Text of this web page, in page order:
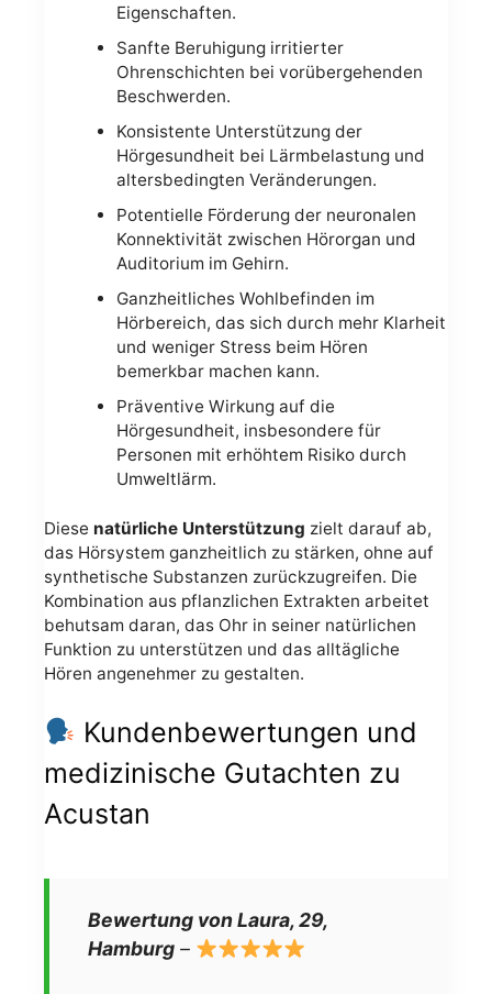
Eigenschaften.
Sanfte Beruhigung irritierter
Ohrenschichten bei vorübergehenden
Beschwerden.
Konsistente Unterstützung der
Hörgesundheit bei Lärmbelastung und
altersbedingten Veränderungen.
Potentielle Förderung der neuronalen
Konnektivität zwischen Hörorgan und
Auditorium im Gehirn.
Ganzheitliches Wohlbefinden im
Hörbereich, das sich durch mehr Klarheit
und weniger Stress beim Hören
bemerkbar machen kann.
Präventive Wirkung auf die
Hörgesundheit, insbesondere für
Personen mit erhöhtem Risiko durch
Umweltlärm.
Diese natürliche Unterstützung zielt darauf ab,
das Hörsystem ganzheitlich zu stärken, ohne auf
synthetische Substanzen zurückzugreifen. Die
Kombination aus pflanzlichen Extrakten arbeitet
behutsam daran, das Ohr in seiner natürlichen
Funktion zu unterstützen und das alltägliche
Hören angenehmer zu gestalten.
Kundenbewertungen und
medizinische Gutachten zu
Acustan
Bewertung von Laura, 29,
Hamburg –